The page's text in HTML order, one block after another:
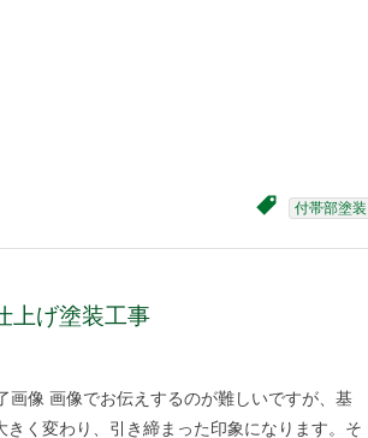
付帯部塗装
上げ塗装工事
画像 画像でお伝えするのが難しいですが、基
く変わり、引き締まった印象になります。そ